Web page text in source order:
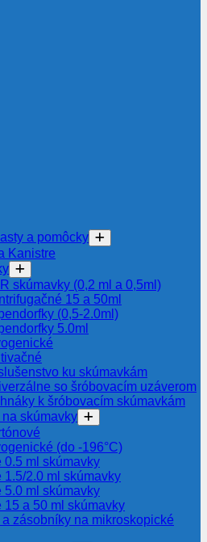
a pomôcky
Kanistre
skúmavky (0,2 ml a 0,5ml)
15 a 50ml
(0,5-2.0ml)
5.0ml
ku skúmavkám
so šróbovacím uzáverom
k šróbovacím skúmavkám
na skúmavky
(do -196°C)
0.5 ml skúmavky
1.5/2.0 ml skúmavky
5.0 ml skúmavky
15 a 50 ml skúmavky
a zásobníky na mikroskopické